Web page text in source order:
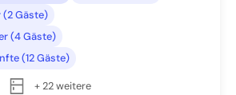
(2 Gäste)
(4 Gäste)
(12 Gäste)
+ 22 weitere